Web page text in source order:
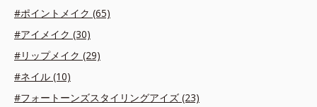
#ポイントメイク (65)
#アイメイク (30)
#リップメイク (29)
#ネイル (10)
#フォートーンズスタイリングアイズ (23)